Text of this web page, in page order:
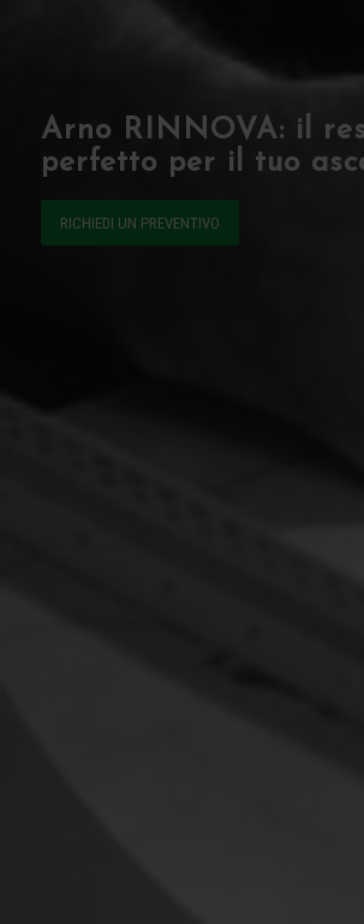
Arno RINNOVA: il
perfetto per il tuo
RICHIEDI UN PREVENTIVO